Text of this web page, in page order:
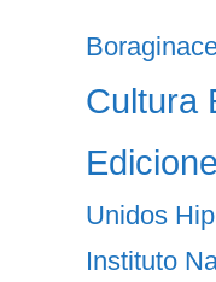
Cultura
Unidos
Instituto